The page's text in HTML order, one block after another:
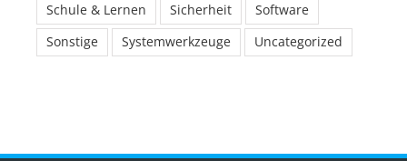
Schule & Lernen
Sicherheit
Software
Sonstige
Systemwerkzeuge Uncategorized